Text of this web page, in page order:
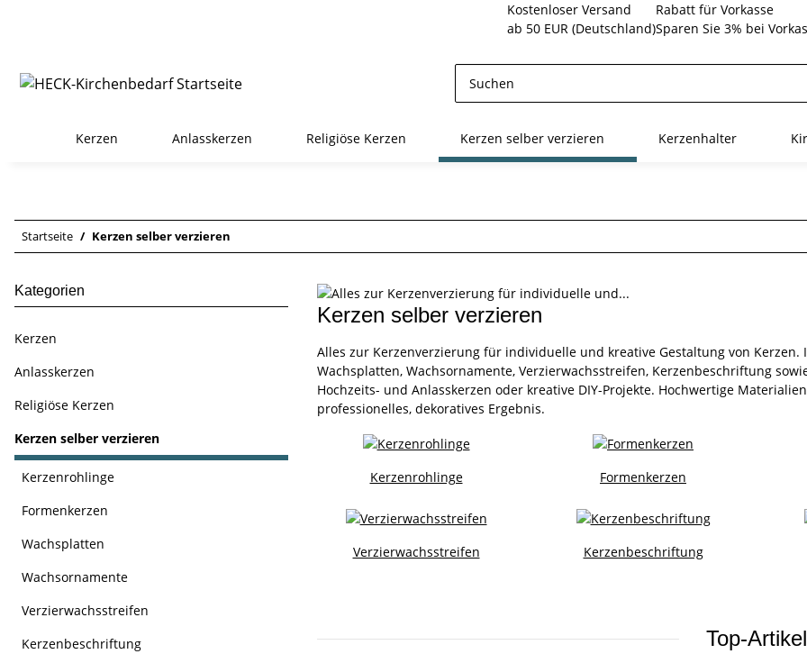
Rabatt für Vorkasse
Sparen Sie 3% bei
Kostenloser Versand
ab 50 EUR (Deutschland)
Kerzen Anlasskerzen Religiöse Kerzen Kerzen selber verzieren Kerzenhalter
Startseite Kerzen selber verzieren
Kerzen selber verzieren
Alles zur Kerzenverzierung für individuelle und kreative Gestaltung von
Wachsplatten, Wachsornamente, Verzierwachsstreifen, Kerzenbeschriftung
Hochzeits- und Anlasskerzen oder kreative DIY-Projekte. Hochwertige
professionelles, dekoratives Ergebnis.
Kerzenrohlinge Formenkerzen
Verzierwachsstreifen Kerzenbeschriftung
Top-Artikel
Kategorien
Kerzen
Anlasskerzen
Religiöse Kerzen
Kerzen selber verzieren
Kerzenrohlinge
Formenkerzen
Wachsplatten
Wachsornamente
Verzierwachsstreifen
Kerzenbeschriftung